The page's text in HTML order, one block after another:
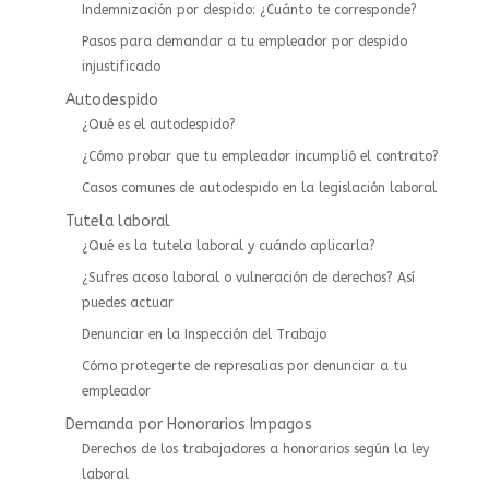
Indemnización por despido: ¿Cuánto te corresponde?
Pasos para demandar a tu empleador por despido
injustificado
Autodespido
¿Qué es el autodespido?
¿Cómo probar que tu empleador incumplió el contrato?
Casos comunes de autodespido en la legislación laboral
Tutela laboral
¿Qué es la tutela laboral y cuándo aplicarla?
¿Sufres acoso laboral o vulneración de derechos? Así
puedes actuar
⁠Denunciar en la Inspección del Trabajo
Cómo protegerte de represalias por denunciar a tu
empleador
Demanda por Honorarios Impagos
Derechos de los trabajadores a honorarios según la ley
laboral